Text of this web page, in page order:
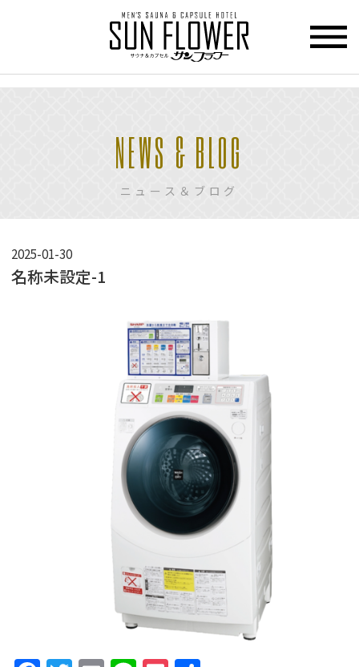
トップページ
カプセル ホテル
SAUNA
ご利用案内
アクセス
RESERVATION 宿泊予約
NEWS & BLOG ニュース＆ブログ
NEWS & BLOG
ニュース＆ブログ
2025-01-30
名称未設定-1